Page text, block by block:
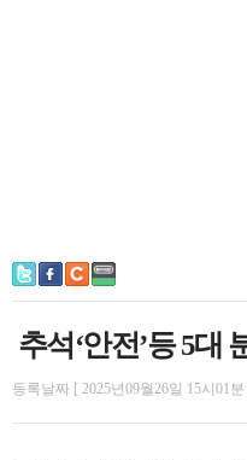
추석‘안전’등 5대
등록날짜 [ 2025년09월26일 15시01분